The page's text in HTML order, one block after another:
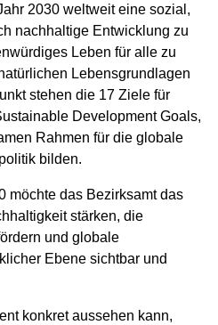
2030 weltweit eine sozial,
nachhaltige Entwicklung zu
Leben für alle zu
Lebensgrundlagen
stehen die 17 Ziele für
Development Goals,
Rahmen für die globale
bilden.
möchte das Bezirksamt das
stärken, die
und globale
Ebene sichtbar und
konkret aussehen kann,